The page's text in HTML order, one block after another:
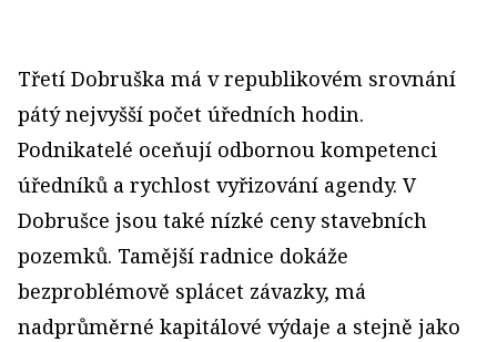
Třetí Dobruška má v republikovém srovnání
pátý nejvyšší počet úředních hodin.
Podnikatelé oceňují odbornou kompetenci
úředníků a rychlost vyřizování agendy. V
Dobrušce jsou také nízké ceny stavebních
pozemků. Tamější radnice dokáže
bezproblémově splácet závazky, má
nadprůměrné kapitálové výdaje a stejně jako